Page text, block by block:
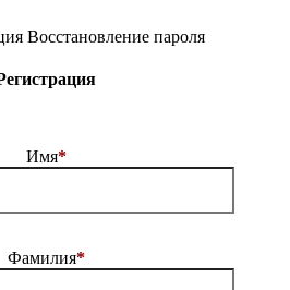
Восстановление пароля
Имя*
Фамилия*